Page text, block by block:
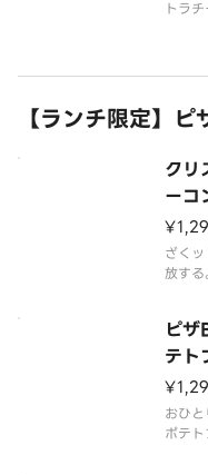
トラ
【ランチ限定】
クリ
ーコ
ざく
放す
ピ
テト
おひ
ポテ